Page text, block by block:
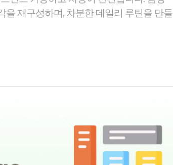
을 재구성하며, 차분한 데일리 루틴을 만들